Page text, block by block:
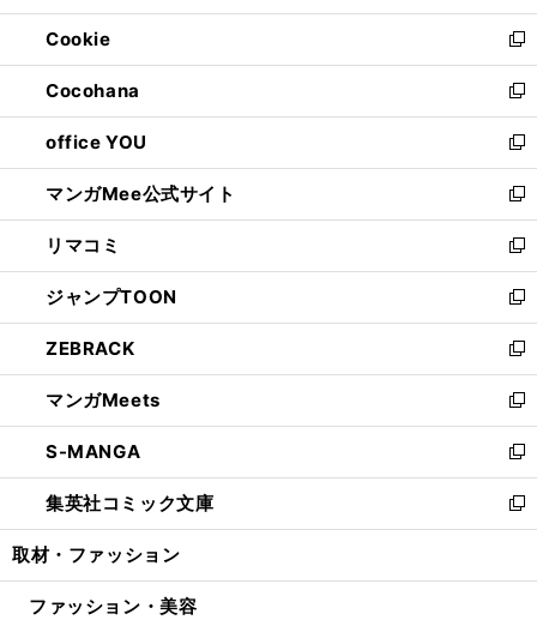
開
く
ウ
で
開
く
ン
ド
ウ
で
開
く
ウ
ィ
ン
ド
ウ
で
開
く
Cookie
新
し
い
ウ
ィ
ン
ド
ウ
で
開
く
Cocohana
新
し
い
ウ
ィ
ン
ド
ウ
で
開
く
office YOU
新
し
い
ウ
ィ
ン
ド
ウ
で
開
く
マンガMee公式サイト
新
し
い
ウ
ィ
ン
ド
ウ
で
開
く
リマコミ
新
し
い
ウ
ィ
ン
ド
ウ
で
開
く
ジャンプTOON
新
し
い
ウ
ィ
ン
ド
ウ
で
開
ZEBRACK
新
し
い
ウ
ィ
ン
ド
ウ
開
マンガMeets
新
し
い
ウ
ィ
ン
ウ
S-MANGA
新
し
い
ウ
ン
集英社コミック文庫
新
し
ウ
取材・ファッション
ファッション・美容